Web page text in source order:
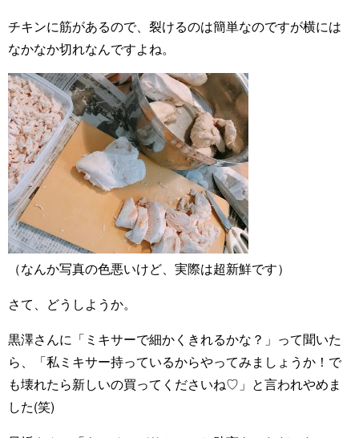
チキンに筋があるので、裂けるのは簡単なのですが横には
なかなか切れなんですよね。
（なんか写真の色悪いけど、実際は超新鮮です）
さて、どうしようか。
黒澤さんに「ミキサーで細かくきれるかな？」って聞いた
ら、「私ミキサー持っているからやってみましょうか！で
も壊れたら新しいの買ってくださいね♡」と言われやめま
した(笑)